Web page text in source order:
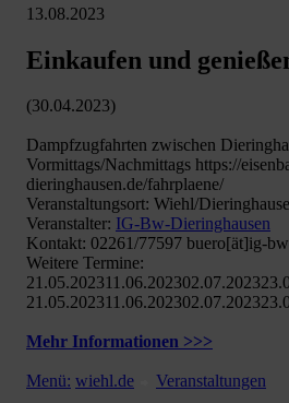
13.08.2023
Einkaufen und
(30.04.2023)
Dampfzugfahrten zwischen
Vormittags/Nachmittags https://
dieringhausen.de/fahrplaene/
Veranstaltungsort: Wiehl/
Veranstalter: IG-Bw-Dieringhausen
Kontakt: 02261/77597 buero[ät]ig-
Weitere Termine:
Mehr Informationen >>>
Menü: wiehl.de Veranstaltungen